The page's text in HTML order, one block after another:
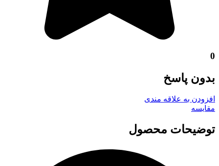
0
بدون پاسخ
افزودن به علاقه مندی
مقايسه
توضیحات محصول